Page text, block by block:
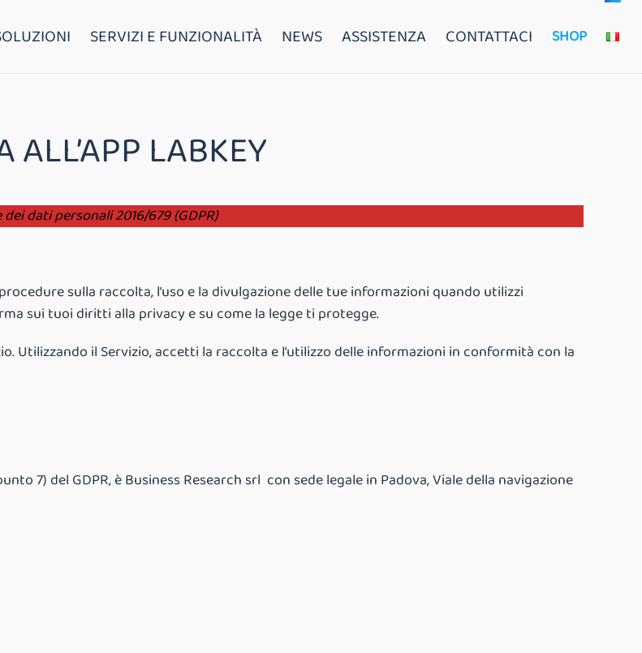
SERVIZI E FUNZIONALITÀ NEWS ASSISTENZA CONTATTACI SHOP
LABKEY
dati personali 2016/679 (GDPR)
sulla raccolta, l’uso e la divulgazione delle tue informazioni quando utilizzi
sui tuoi diritti alla privacy e su come la legge ti protegge.
Utilizzando il Servizio, accetti la raccolta e l’utilizzo delle informazioni in conformità con la
7) del GDPR, è Business Research srl con sede legale in Padova, Viale della navigazione